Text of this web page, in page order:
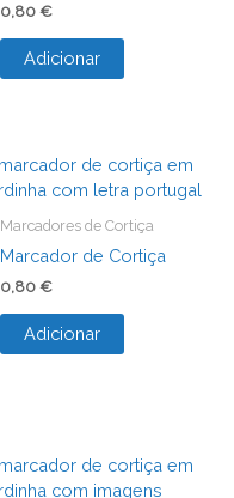
0,80 €
Adicionar
Marcadores de Cortiça
Marcador de Cortiça
0,80 €
Adicionar